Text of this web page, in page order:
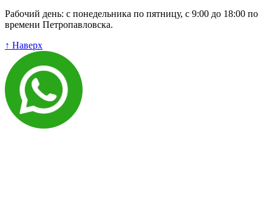
Рабочий день: с понедельника по пятницу, с 9:00 до 18:00 по
времени Петропавловска.
↑ Наверх